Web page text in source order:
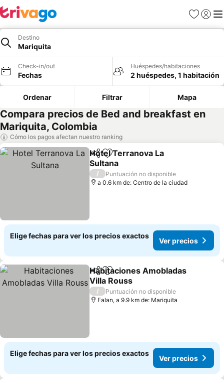
Favoritos
Iniciar
Destino
Mariquita
Check-in/out
Fechas
Huéspedes/habitaciones
2 huéspedes, 1 habitación
Ordenar Filtrar Mapa
Compara precios de Bed and breakfast en
Mariquita, Colombia
Cómo los pagos afectan nuestro ranking
CompartirAgregar a favoritos
Hotel Terranova La
Sultana
Ver precios
/
Puntuación no disponible
a 0.6 km de: Centro de la ciudad
Elige fechas para ver los precios exactos
Ver precios
CompartirAgregar a favoritos
Habitaciones Amobladas
Villa Rouss
Ver precios
/
Puntuación no disponible
Falan, a 9.9 km de: Mariquita
Elige fechas para ver los precios exactos
Ver precios